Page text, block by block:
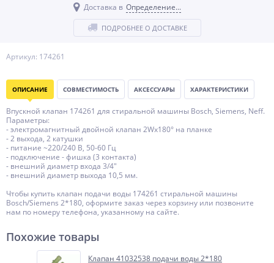
Артикул: 174261
Доставка в Определение...
ПОДРОБНЕЕ О ДОСТАВКЕ
ОПИСАНИЕ СОВМЕСТИМОСТЬ АКСЕССУАРЫ ХАРАКТЕРИСТИКИ
Впускной клапан 174261 для стиральной машины Bosch, Siemens, Neff.
Параметры:
- электромагнитный двойной клапан 2Wx180° на планке
- 2 выхода, 2 катушки
- питание ~220/240 В, 50-60 Гц
- подключение - фишка (3 контакта)
- внешний диаметр входа 3/4"
- внешний диаметр выхода 10,5 мм.
Чтобы купить клапан подачи воды 174261 стиральной машины
Bosch/Siemens 2*180, оформите заказ через корзину или позвоните
нам по номеру телефона, указанному на сайте.
Похожие товары
Клапан 41032538 подачи воды 2*180